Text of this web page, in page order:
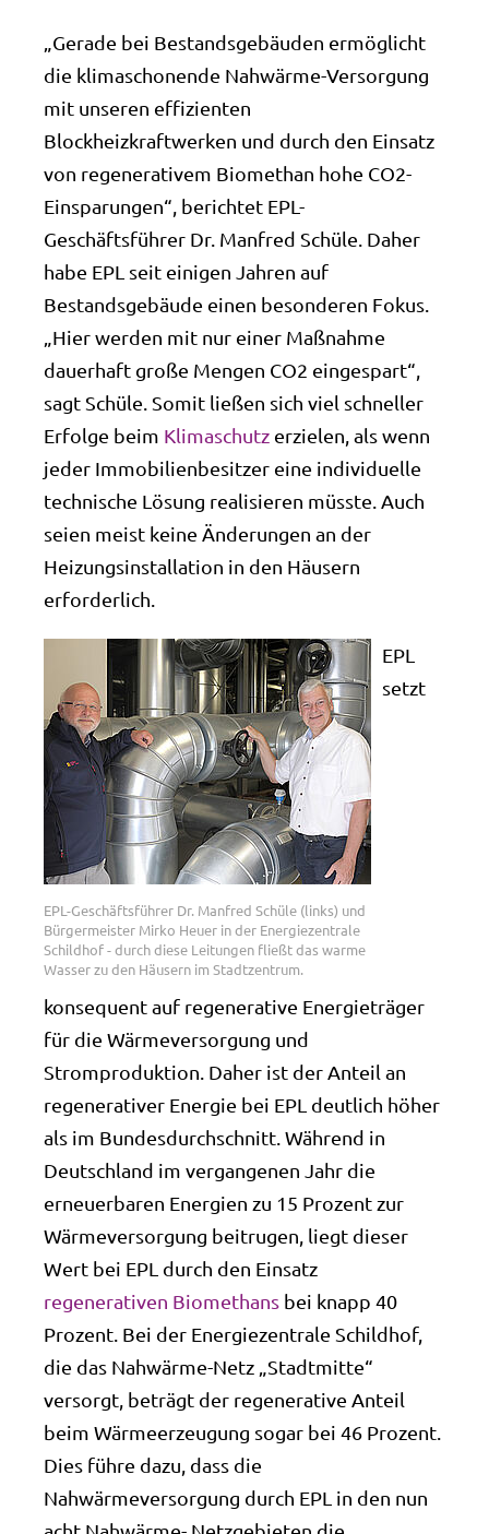
„Gerade bei Bestandsgebäuden ermöglicht
die klimaschonende Nahwärme-Versorgung
mit unseren effizienten
Blockheizkraftwerken und durch den Einsatz
von regenerativem Biomethan hohe CO2-
Einsparungen“, berichtet EPL-
Geschäftsführer Dr. Manfred Schüle. Daher
habe EPL seit einigen Jahren auf
Bestandsgebäude einen besonderen Fokus.
„Hier werden mit nur einer Maßnahme
dauerhaft große Mengen CO2 eingespart“,
sagt Schüle. Somit ließen sich viel schneller
Erfolge beim Klimaschutz erzielen, als wenn
jeder Immobilienbesitzer eine individuelle
technische Lösung realisieren müsste. Auch
seien meist keine Änderungen an der
Heizungsinstallation in den Häusern
erforderlich.
EPL-Geschäftsführer Dr. Manfred Schüle (links) und
Bürgermeister Mirko Heuer in der Energiezentrale
Schildhof - durch diese Leitungen fließt das warme
Wasser zu den Häusern im Stadtzentrum.
EPL
setzt
konsequent auf regenerative Energieträger
für die Wärmeversorgung und
Stromproduktion. Daher ist der Anteil an
regenerativer Energie bei EPL deutlich höher
als im Bundesdurchschnitt. Während in
Deutschland im vergangenen Jahr die
erneuerbaren Energien zu 15 Prozent zur
Wärmeversorgung beitrugen, liegt dieser
Wert bei EPL durch den Einsatz
regenerativen Biomethans bei knapp 40
Prozent. Bei der Energiezentrale Schildhof,
die das Nahwärme-Netz „Stadtmitte“
versorgt, beträgt der regenerative Anteil
beim Wärmeerzeugung sogar bei 46 Prozent.
Dies führe dazu, dass die
Nahwärmeversorgung durch EPL in den nun